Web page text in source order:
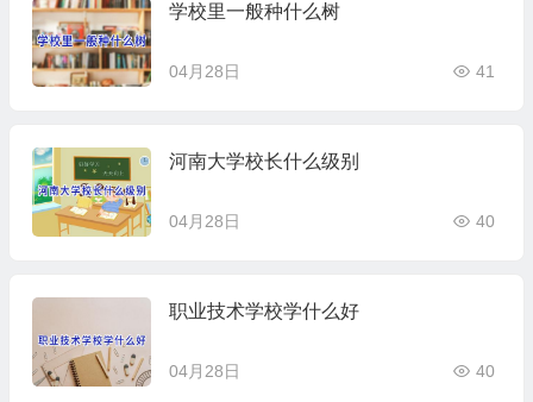
学校里一般种什么树
04月28日 41
河南大学校长什么级别
04月28日 40
职业技术学校学什么好
04月28日 40